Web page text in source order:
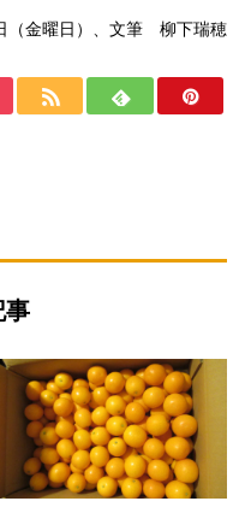
（金曜日）、文筆 柳下瑞穂
事